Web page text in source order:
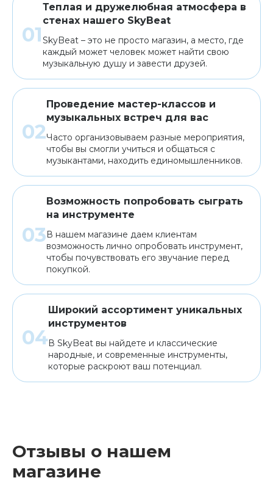
Теплая и дружелюбная атмосфера в
стенах нашего SkyBeat
SkyBeat – это не просто магазин, а место, где
каждый может человек может найти свою
музыкальную душу и завести друзей.
Проведение мастер-классов и
музыкальных встреч для вас
Часто организовываем разные мероприятия,
чтобы вы смогли учиться и общаться с
музыкантами, находить единомышленников.
Возможность попробовать сыграть
на инструменте
В нашем магазине даем клиентам
возможность лично опробовать инструмент,
чтобы почувствовать его звучание перед
покупкой.
Широкий ассортимент уникальных
инструментов
В SkyBeat вы найдете и классические
народные, и современные инструменты,
которые раскроют ваш потенциал.
Отзывы о нашем
магазине